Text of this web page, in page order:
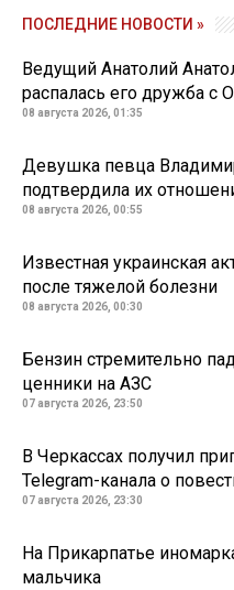
ПОСЛЕДНИЕ НОВОСТИ »
Ведущий Анатолий
распалась его дружба с
08 августа 2026, 01:35
Девушка певца
подтвердила их
08 августа 2026, 00:55
Известная украинская
после тяжелой болезни
08 августа 2026, 00:30
Бензин стремительно
ценники на АЗС
07 августа 2026, 23:50
В Черкассах получил
Telegram-канала о
07 августа 2026, 23:30
На Прикарпатье
мальчика